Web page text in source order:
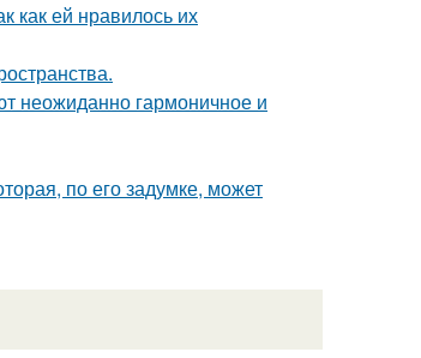
как ей нравилось их
неожиданно гармоничное и
по его задумке, может